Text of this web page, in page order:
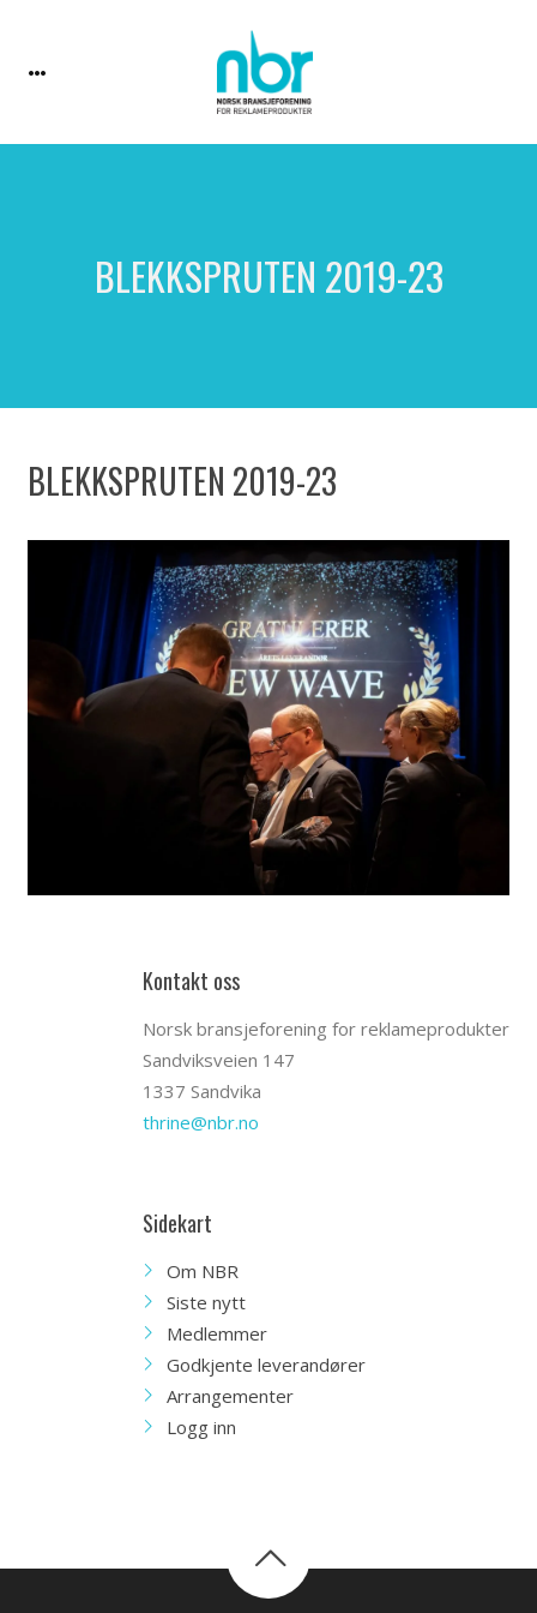
BLEKKSPRUTEN 2019-23
BLEKKSPRUTEN 2019-23
Kontakt oss
Norsk bransjeforening for reklameprodukter
Sandviksveien 147
1337 Sandvika
thrine@nbr.no
Sidekart
Om NBR
Siste nytt
Medlemmer
Godkjente leverandører
Arrangementer
Logg inn